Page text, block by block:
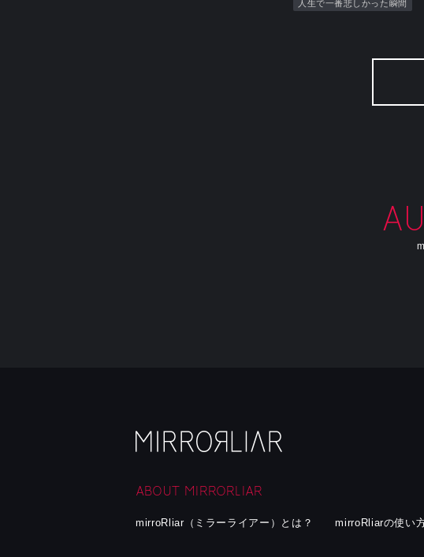
人生で一番悲しかった瞬間
ABOUT MIRRORLIAR
mirroRliar（ミラーライアー）とは？ mirroRliarの使い